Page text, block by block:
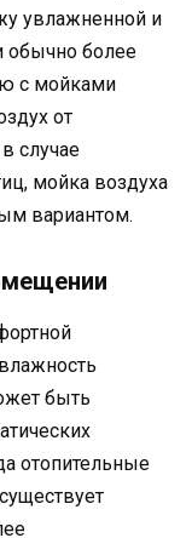
увлажненной и
обычно более
с мойками
от
случае
мойка воздуха
вариантом.
быть
отопительные